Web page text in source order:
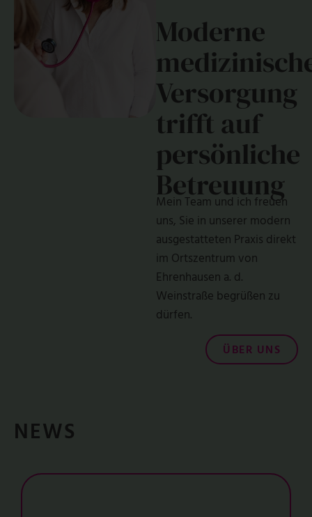
Moderne
Versorgung
trifft auf
persönliche
Betreuung
Mein Team und ich freuen
uns, Sie in unserer modern
ausgestatteten Praxis direkt
im Ortszentrum von
Ehrenhausen a. d.
Weinstraße begrüßen zu
dürfen.
ÜBER UNS
NEWS